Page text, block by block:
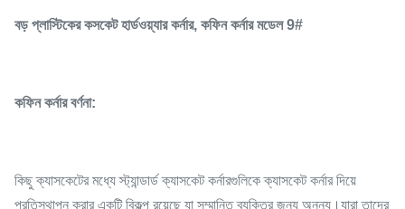
বড় প্লাস্টিকের কসকেট হার্ডওয়্যার কর্নার, কফিন কর্নার মডেল 9#
কফিন কর্নার বর্ণনা:
কিছু ক্যাসকেটের মধ্যে স্ট্যান্ডার্ড ক্যাসকেট কর্নারগুলিকে ক্যাসকেট কর্নার দিয়ে
প্রতিস্থাপন করার একটি বিকল্প রয়েছে যা সম্মানিত ব্যক্তির জন্য অনন্য।যারা তাদের